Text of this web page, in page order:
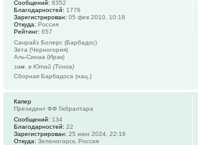
Сообщений: 8352
Благодарностей: 1776
Зарегистрирован: 05 фев 2010, 10:18
Откуда: Россия
Рейтинг: 657
Санрайз Болерс (Барбадос)
Зета (Черногория)
Аль-Синаа (Ирак)
зам. в Ютай (Тонга)
Сборная Барбадоса (нац.)
Капер
Президент ФФ Гибралтара
Сообщений: 134
Благодарностей: 22
Зарегистрирован: 25 июн 2024, 22:16
Откуда: Зеленогорск, Россия